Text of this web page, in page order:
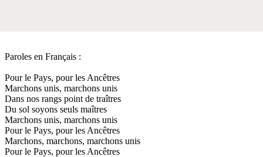
Paroles en Français :
Pour le Pays, pour les Ancêtres
Marchons unis, marchons unis
Dans nos rangs point de traîtres
Du sol soyons seuls maîtres
Marchons unis, marchons unis
Pour le Pays, pour les Ancêtres
Marchons, marchons, marchons unis
Pour le Pays, pour les Ancêtres